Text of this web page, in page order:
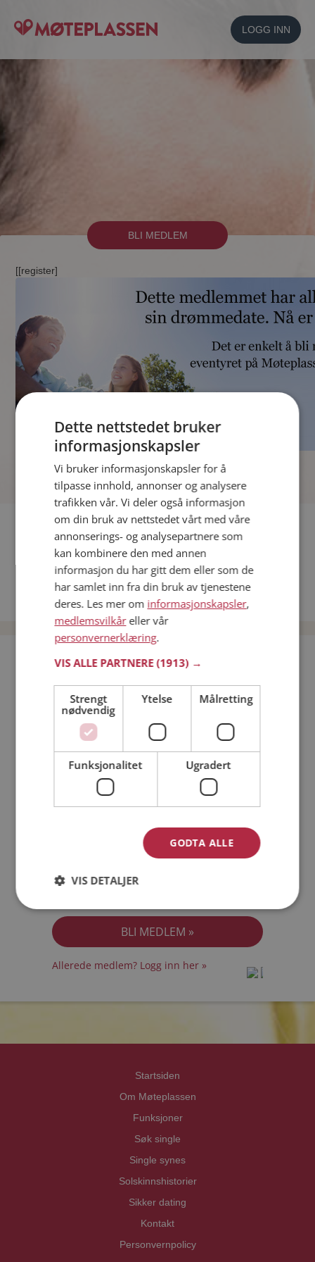
LOGG INN
BLI MEDLEM
[[register]
Fler single
Date menn i Norge
Date kvinner i Norge
Bli medlem gratis!
Jeg er en: Mann Kvinne
Min alder:
Jeg akseptererMedlemsvilkårene
Allerede medlem? Logg inn her »
Startsiden
Om Møteplassen
Funksjoner
Søk single
Single synes
Solskinnshistorier
Sikker dating
Kontakt
Personvernpolicy
Dette nettstedet bruker
informasjonskapsler
Vi bruker informasjonskapsler for å
tilpasse innhold, annonser og analysere
trafikken vår. Vi deler også informasjon
om din bruk av nettstedet vårt med våre
annonserings- og analysepartnere som
kan kombinere den med annen
informasjon du har gitt dem eller som de
har samlet inn fra din bruk av tjenestene
deres. Les mer om informasjonskapsler,
medlemsvilkåreller vår
personvernerklæring.
VIS ALLE PARTNERE(1913) →
Strengt
nødvendig
Ytelse Målretting
Funksjonalitet Ugradert
GODTA ALLE
VIS DETALJER